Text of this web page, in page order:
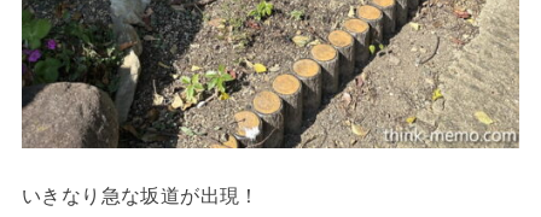
いきなり急な坂道が出現！